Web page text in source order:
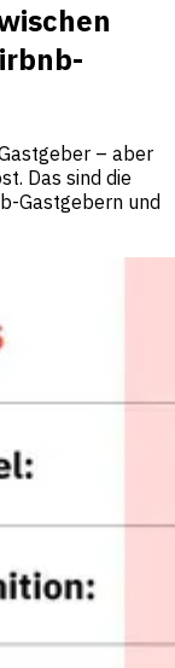
– aber
Das sind die
Gastgebern und